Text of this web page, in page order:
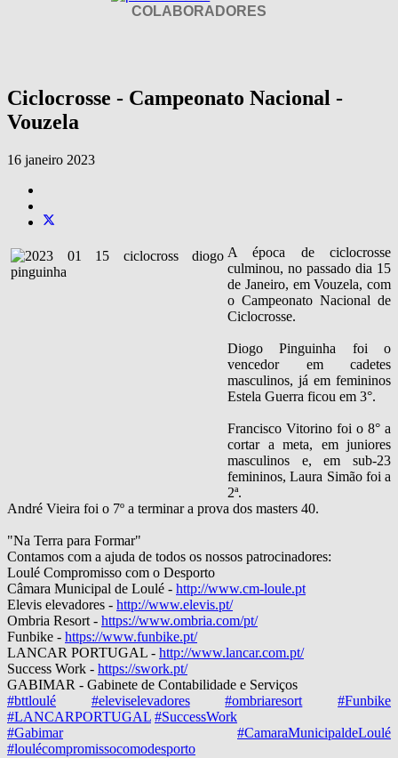
COLABORADORES
Ciclocrosse - Campeonato Nacional -
Vouzela
16 janeiro 2023
A época de ciclocrosse
culminou, no passado dia 15
de Janeiro, em Vouzela, com
o Campeonato Nacional de
Ciclocrosse.
Diogo Pinguinha foi o
vencedor em cadetes
masculinos, já em femininos
Estela Guerra ficou em 3°.
Francisco Vitorino foi o 8° a
cortar a meta, em juniores
masculinos e, em sub-23
femininos, Laura Simão foi a
2ª.
André Vieira foi o 7º a terminar a prova dos masters 40.
"Na Terra para Formar"
Contamos com a ajuda de todos os nossos patrocinadores:
Loulé Compromisso com o Desporto
Câmara Municipal de Loulé - http://www.cm-loule.pt
Elevis elevadores - http://www.elevis.pt/
Ombria Resort - https://www.ombria.com/pt/
Funbike - https://www.funbike.pt/
LANCAR PORTUGAL - http://www.lancar.com.pt/
Success Work - https://swork.pt/
GABIMAR - Gabinete de Contabilidade e Serviços
#bttloulé
#eleviselevadores #ombriaresort
#Funbike
#LANCARPORTUGAL #SuccessWork
#Gabimar
#CamaraMunicipaldeLoulé
#loulécompromissocomodesporto